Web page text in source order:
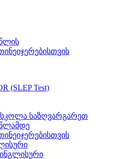
(SLEP Test)
საზღვარგარეთ